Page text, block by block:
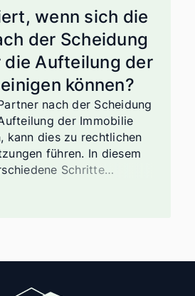
wenn sich die
der Scheidung
die Aufteilung der
können?
nach der Scheidung
der Immobilie
kann dies zu rechtlichen
führen. In diesem
Schritte
Mediation: Die
beide Parteien akzeptabel